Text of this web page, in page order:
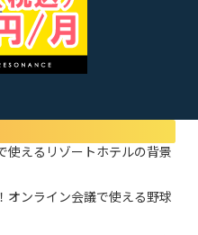
使えるリゾートホテルの背景
オンライン会議で使える野球